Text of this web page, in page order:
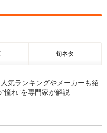
旬ネタ
気ランキングやメーカーも紹
憧れ”を専門家が解説